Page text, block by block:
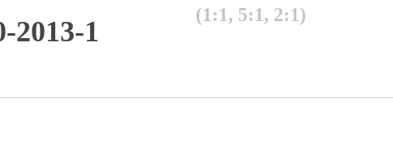
1
(1:1, 5:1, 2:1)